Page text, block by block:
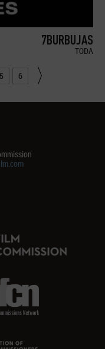
7BURBUJAS
TODA
5 6